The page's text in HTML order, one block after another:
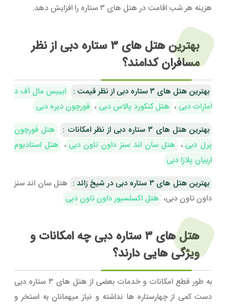
هزینه هر شب اقامت در هتل های ۳ ستاره را افزایش دهد.
بهترین هتل های ۳ ستاره دبی از نظر
مسافران کدامند؟
بهترین هتل های ۳ ستاره دبی از نظر قیمت :
ایبیس مال آف د
امارات دبی ، هتل کنکورد پالاس دبی ، فورچون دیره دبی
بهترین هتل های ۳ ستاره دبی از نظر امکانات :
هتل فورچون
پرل دبی ، هتل سان اند سنز داون تاون دبی ، هتل استادیوم
اربیان پلازا دبی
بهترین هتل های ۳ ستاره دبی در شیخ زائد :
هتل سان اند سنز
داون تاون دبی، هتل اکسلسیور داون تاون دبی
هتل های ۳ ستاره دبی چه امکانات و
ویژگی هایی دارند؟
به طور قطع امکانات و خدمات بعضی از هتل های ۳ ستاره دبی
دست کمی از چهارستاره ها نداشته و نیاز میهمانان به استخر و